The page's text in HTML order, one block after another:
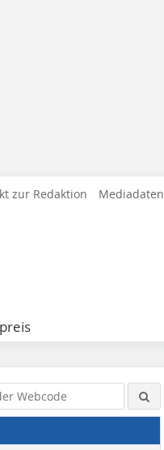
zur Redaktion Mediadaten